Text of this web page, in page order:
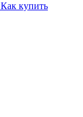
Как купить